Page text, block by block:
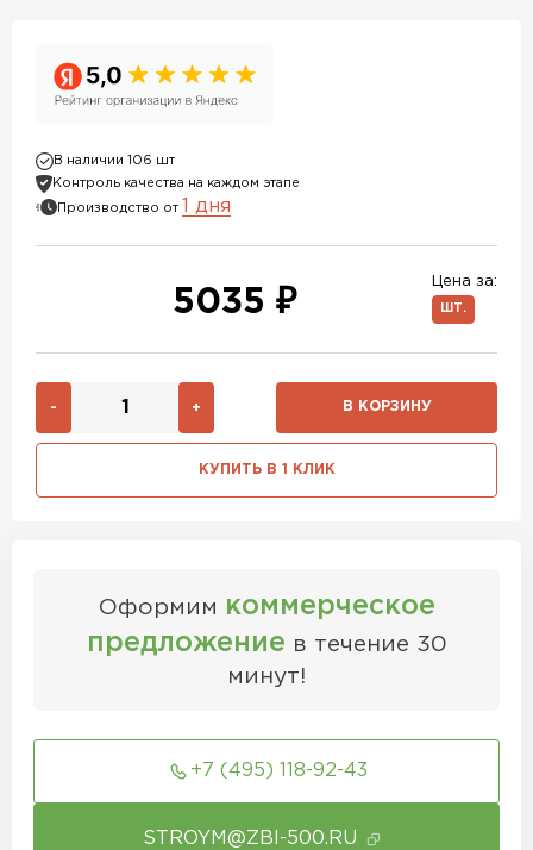
В наличии 106 шт
Контроль качества на каждом этапе
Производство от 1 дня
Цена за:
ШТ.
5035 ₽
- + В КОРЗИНУ
КУПИТЬ В 1 КЛИК
Оформим коммерческое
предложение в течение 30
минут!
+7 (495) 118-92-43
STROYM@ZBI-500.RU